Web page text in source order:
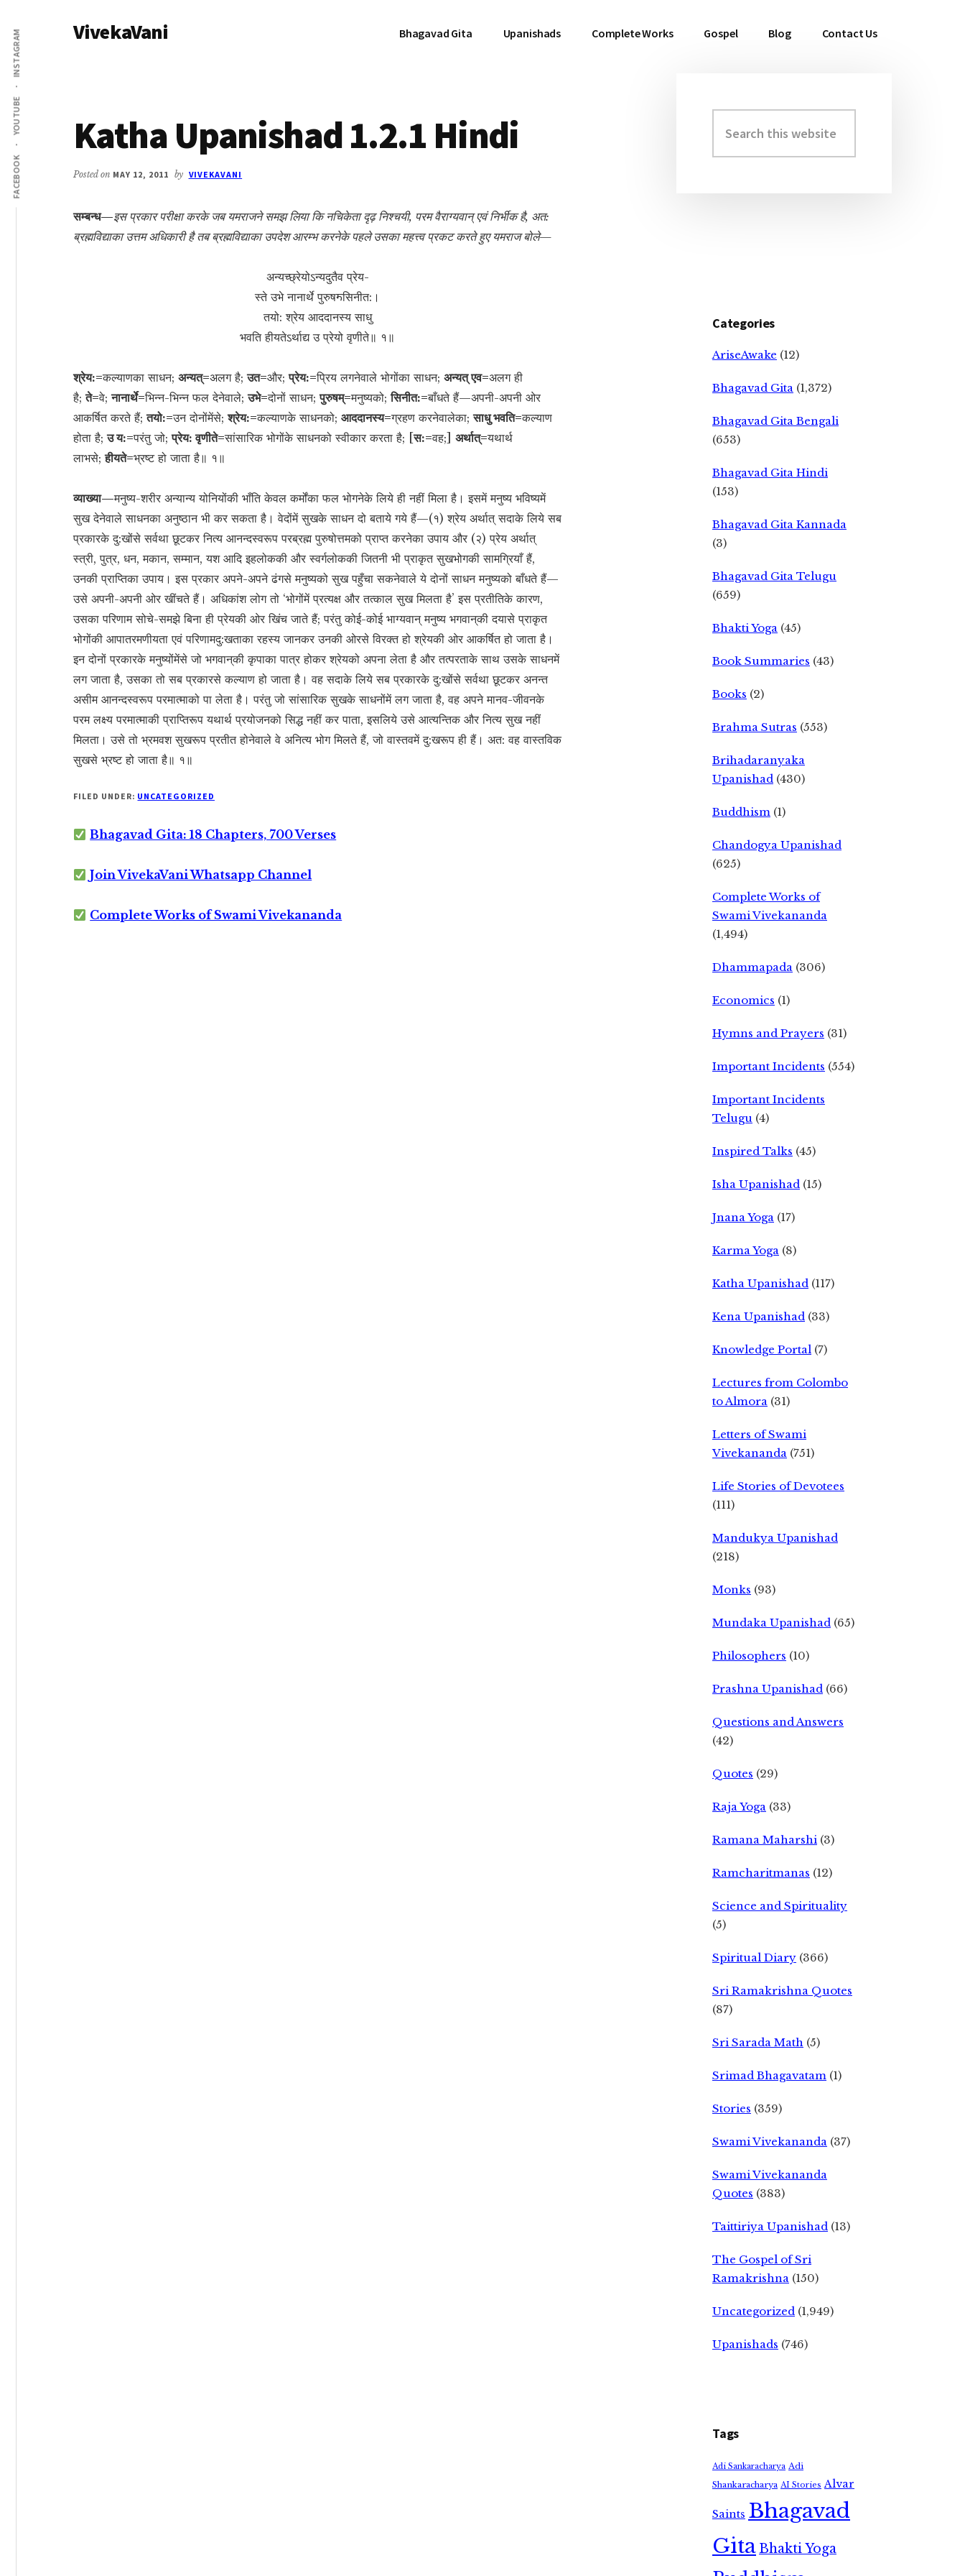
main
content
primary
sidebar
Additional
menu
FACEBOOK
YOUTUBE
INSTAGRAM VivekaVani Bhagavad Gita Upanishads Complete Works Gospel Blog Contact Us
Katha Upanishad 1.2.1 Hindi
Posted on MAY 12, 2011 by VIVEKAVANI
सम्बन्ध—इस प्रकार परीक्षा करके जब यमराजने समझ लिया कि नचिकेता दृढ़ निश्चयी, परम वैराग्यवान् एवं निर्भीक है, अत:
ब्रह्मविद्याका उत्तम अधिकारी है तब ब्रह्मविद्याका उपदेश आरम्भ करनेके पहले उसका महत्त्व प्रकट करते हुए यमराज बोले—
अन्यच्छ्रेयोऽन्यदुतैव प्रेय-
स्ते उभे नानार्थे पुरुषॸसिनीत:।
तयो: श्रेय आददानस्य साधु
भवति हीयतेऽर्थाद्य उ प्रेयो वृणीते॥ १॥
श्रेय:=कल्याणका साधन; अन्यत्=अलग है;उत=और;प्रेय:=प्रिय लगनेवाले भोगोंका साधन; अन्यत् एव=अलग ही
है;ते=वे;नानार्थे=भिन्न-भिन्न फल देनेवाले;उभे=दोनों साधन;पुरुषम्=मनुष्यको;सिनीत:=बाँधते हैं—अपनी-अपनी ओर
आकर्षित करते हैं;तयो:=उन दोनोंमेंसे;श्रेय:=कल्याणके साधनको; आददानस्य=ग्रहण करनेवालेका;साधु भवति=कल्याण
होता है;उ य:=परंतु जो;प्रेय: वृणीते=सांसारिक भोगोंके साधनको स्वीकार करता है; [स:=वह;] अर्थात्=यथार्थ
लाभसे;हीयते=भ्रष्ट हो जाता है॥ १॥
व्याख्या—मनुष्य-शरीर अन्यान्य योनियोंकी भाँति केवल कर्मोंका फल भोगनेके लिये ही नहीं मिला है। इसमें मनुष्य भविष्यमें
सुख देनेवाले साधनका अनुष्ठान भी कर सकता है। वेदोंमें सुखके साधन दो बताये गये हैं—(१) श्रेय अर्थात् सदाके लिये सब
प्रकारके दु:खोंसे सर्वथा छूटकर नित्य आनन्दस्वरूप परब्रह्म पुरुषोत्तमको प्राप्त करनेका उपाय और (२) प्रेय अर्थात्
स्त्री, पुत्र, धन, मकान, सम्मान, यश आदि इहलोककी और स्वर्गलोककी जितनी भी प्राकृत सुखभोगकी सामग्रियाँ हैं,
उनकी प्राप्तिका उपाय। इस प्रकार अपने-अपने ढंगसे मनुष्यको सुख पहुँचा सकनेवाले ये दोनों साधन मनुष्यको बाँधते हैं—
उसे अपनी-अपनी ओर खींचते हैं। अधिकांश लोग तो ‘भोगोंमें प्रत्यक्ष और तत्काल सुख मिलता है’ इस प्रतीतिके कारण,
उसका परिणाम सोचे-समझे बिना ही प्रेयकी ओर खिंच जाते हैं; परंतु कोई-कोई भाग्यवान् मनुष्य भगवान‍्की दयासे प्राकृत
भोगोंकी आपातरमणीयता एवं परिणामदु:खताका रहस्य जानकर उनकी ओरसे विरक्त हो श्रेयकी ओर आकर्षित हो जाता है।
इन दोनों प्रकारके मनुष्योंमेंसे जो भगवान‍्की कृपाका पात्र होकर श्रेयको अपना लेता है और तत्परताके साथ उसके साधनमें
लग जाता है, उसका तो सब प्रकारसे कल्याण हो जाता है। वह सदाके लिये सब प्रकारके दु:खोंसे सर्वथा छूटकर अनन्त
असीम आनन्दस्वरूप परमात्माको पा लेता है। परंतु जो सांसारिक सुखके साधनोंमें लग जाता है, वह अपने मानव-जीवनके
परम लक्ष्य परमात्माकी प्राप्तिरूप यथार्थ प्रयोजनको सिद्ध नहीं कर पाता, इसलिये उसे आत्यन्तिक और नित्य सुख नहीं
मिलता। उसे तो भ्रमवश सुखरूप प्रतीत होनेवाले वे अनित्य भोग मिलते हैं, जो वास्तवमें दु:खरूप ही हैं। अत: वह वास्तविक
सुखसे भ्रष्ट हो जाता है॥ १॥
FILED UNDER: UNCATEGORIZED
Bhagavad Gita: 18 Chapters, 700 Verses
Join VivekaVani Whatsapp Channel
Complete Works of Swami Vivekananda
Primary
Sidebar
this
website
Categories
AriseAwake (12)
Bhagavad Gita (1,372)
Bhagavad Gita Bengali
(653)
Bhagavad Gita Hindi
(153)
Bhagavad Gita Kannada
(3)
Bhagavad Gita Telugu
(659)
Bhakti Yoga (45)
Book Summaries (43)
Books (2)
Brahma Sutras (553)
Brihadaranyaka
Upanishad (430)
Buddhism (1)
Chandogya Upanishad
(625)
Complete Works of
Swami Vivekananda
(1,494)
Dhammapada (306)
Economics (1)
Hymns and Prayers (31)
Important Incidents (554)
Important Incidents
Telugu (4)
Inspired Talks (45)
Isha Upanishad (15)
Jnana Yoga (17)
Karma Yoga (8)
Katha Upanishad (117)
Kena Upanishad (33)
Knowledge Portal (7)
Lectures from Colombo
to Almora (31)
Letters of Swami
Vivekananda (751)
Life Stories of Devotees
(111)
Mandukya Upanishad
(218)
Monks (93)
Mundaka Upanishad (65)
Philosophers (10)
Prashna Upanishad (66)
Questions and Answers
(42)
Quotes (29)
Raja Yoga (33)
Ramana Maharshi (3)
Ramcharitmanas (12)
Science and Spirituality
(5)
Spiritual Diary (366)
Sri Ramakrishna Quotes
(87)
Sri Sarada Math (5)
Srimad Bhagavatam (1)
Stories (359)
Swami Vivekananda (37)
Swami Vivekananda
Quotes (383)
Taittiriya Upanishad (13)
The Gospel of Sri
Ramakrishna (150)
Uncategorized (1,949)
Upanishads (746)
Tags
Adi Sankaracharya Adi
Shankaracharya AI Stories Alvar
Saints Bhagavad
GitaBhakti Yoga